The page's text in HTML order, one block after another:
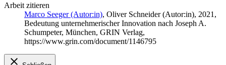
Arbeit zitieren
Marco Seeger (Autor:in), Oliver Schneider (Autor:in), 2021,
Bedeutung unternehmerischer Innovation nach Joseph A.
Schumpeter, München, GRIN Verlag,
https://www.grin.com/document/1146795